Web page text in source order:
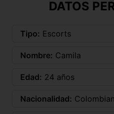
DATOS
Tipo: Escorts
Nombre: Camila
Edad: 24 años
Nacionalidad: